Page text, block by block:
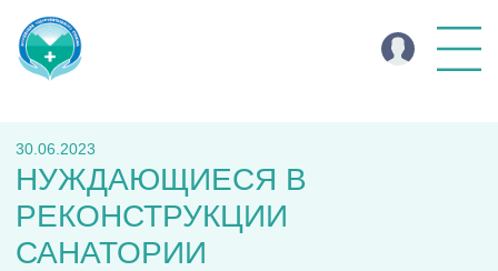
30.06.2023
НУЖДАЮЩИЕСЯ В
РЕКОНСТРУКЦИИ
САНАТОРИИ